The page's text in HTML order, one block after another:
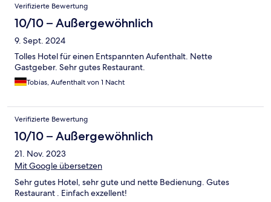
Verifizierte Bewertung
10/10 – Außergewöhnlich
9. Sept. 2024
Tolles Hotel für einen Entspannten Aufenthalt. Nette
Gastgeber. Sehr gutes Restaurant.
Tobias, Aufenthalt von 1 Nacht
Verifizierte Bewertung
10/10 – Außergewöhnlich
21. Nov. 2023
Mit Google übersetzen
Sehr gutes Hotel, sehr gute und nette Bedienung. Gutes
Restaurant . Einfach exzellent!